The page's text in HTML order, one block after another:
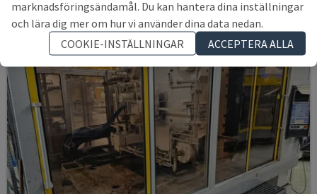
marknadsföringsändamål. Du kan hantera dina inställningar
och lära dig mer om hur vi använder dina data nedan.
COOKIE-INSTÄLLNINGAR
ACCEPTERA ALLA